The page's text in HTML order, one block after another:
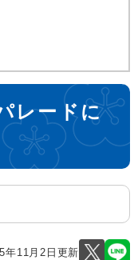
レードに
年11月2日更新